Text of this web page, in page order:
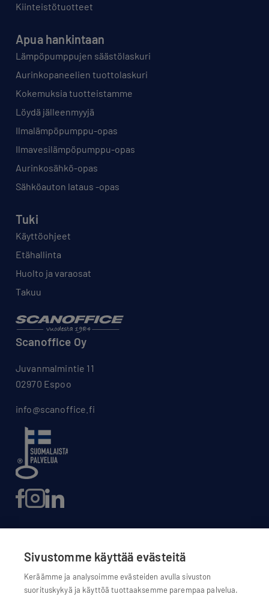
Kiinteistötuotteet
Apua hankintaan
Lämpöpumppujen säästölaskuri
Aurinkopaneelien tuottolaskuri
Kokemuksia tuotteistamme
Löydä jälleenmyyjä
Ilmalämpöpumppu-opas
Ilmavesilämpöpumppu-opas
Aurinkosähkö-opas
Sähköauton lataus -opas
Tuki
Käyttöohjeet
Etähallinta
Huolto ja varaosat
Takuu
Scanoffice Oy
Juvanmalmintie 11
02970 Espoo
info@scanoffice.fi
Evästeasetukset
Evästekäytännöt
Sivustomme käyttää evästeitä
Keräämme ja analysoimme evästeiden avulla sivuston
suorituskykyä ja käyttöä tuottaaksemme parempaa palvelua.